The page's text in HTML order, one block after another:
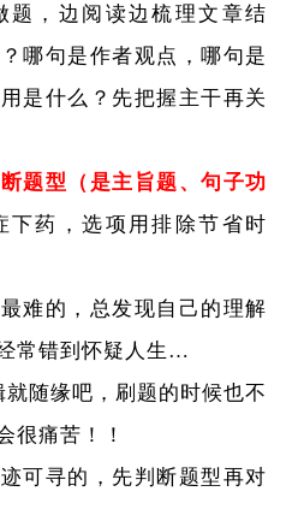
题，边阅读边梳理文章结
哪句是作者观点，哪句是
是什么？先把握主干再关
题型（是主旨题、句子功
下药，选项用排除节省时
难的，总发现自己的理解
常错到怀疑人生…
随缘吧，刷题的时候也不
很痛苦！！
可寻的，先判断题型再对